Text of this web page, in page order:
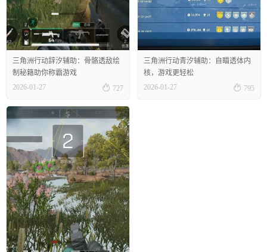
三角洲行动辞汐辅助：骨骼透敌绘
制秘籍助你称霸游戏
2026-01-27
 727
三角洲行动青汐辅助：自瞄透体内
核，游戏更轻松
2026-01-27
 795